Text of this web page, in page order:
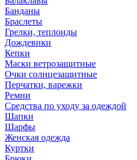
Банданы
Браслеты
Грелки, теплоиды
Дождевики
Кепки
Маски ветрозащитные
Очки солнцезащитные
Перчатки, варежки
Ремни
Средства по уходу за одеждой
Шапки
Шарфы
Женская одежда
Куртки